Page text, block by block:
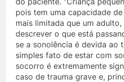
pois tem uma capacidade
mais limitada que um
descrever o que está
se a sonolência é devida ao
simples fato de estar com
socorro é extremamente
caso de trauma grave e,